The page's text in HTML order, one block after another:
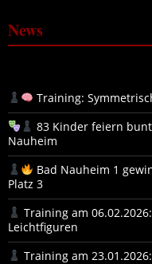
News
Training:
83 Kinder feiern
Nauheim
Bad Nauheim 1
Platz 3
Training am
Leichtfiguren
Training am